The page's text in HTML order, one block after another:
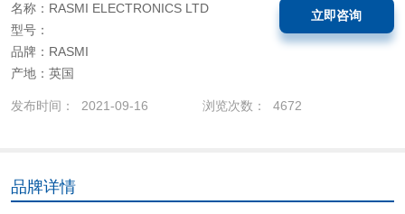
名称：RASMI ELECTRONICS LTD
型号：
品牌：RASMI
产地：英国
立即咨询
发布时间： 2021-09-16 浏览次数： 4672
品牌详情